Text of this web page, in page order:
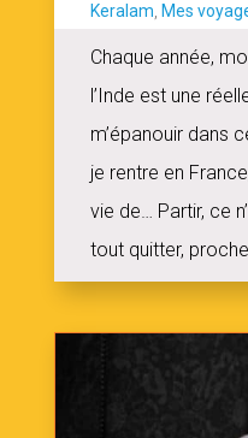
Keralam, Mes
Chaque année,
l’Inde est une
m’épanouir dans
je rentre en
vie de… Partir, ce
tout quitter,